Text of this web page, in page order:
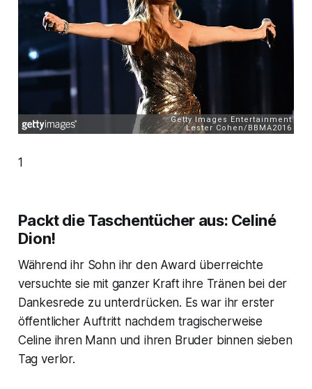
1
Packt die Taschentücher aus: Celiné
Dion!
Während ihr Sohn ihr den Award überreichte
versuchte sie mit ganzer Kraft ihre Tränen bei der
Dankesrede zu unterdrücken. Es war ihr erster
öffentlicher Auftritt nachdem tragischerweise
Celine ihren Mann und ihren Bruder binnen sieben
Tag verlor.